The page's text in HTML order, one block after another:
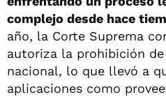
complejo desde hace
año, la Corte Suprema
autoriza la prohibición de
nacional, lo que llevó a
aplicaciones como